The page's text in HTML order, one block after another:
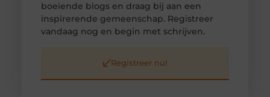
boeiende blogs en draag bij aan een
inspirerende gemeenschap. Registreer
vandaag nog en begin met schrijven.
Registreer nu!